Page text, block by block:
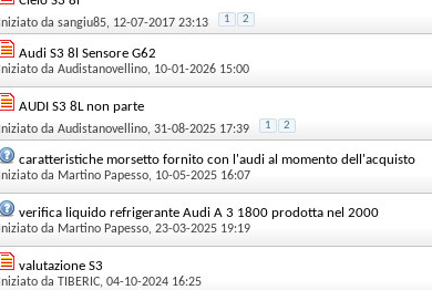
Iniziato da sangiu85, 12-07-2017 23:13 1 2
Audi S3 8l Sensore G62
Iniziato da Audistanovellino, 10-01-2026 15:00
AUDI S3 8L non parte
Iniziato da Audistanovellino, 31-08-2025 17:39 1 2
caratteristiche morsetto fornito con l'audi al momento dell'acquisto
Iniziato da Martino Papesso, 10-05-2025 16:07
verifica liquido refrigerante Audi A 3 1800 prodotta nel 2000
Iniziato da Martino Papesso, 23-03-2025 19:19
valutazione S3
Iniziato da TIBERIC, 04-10-2024 16:25